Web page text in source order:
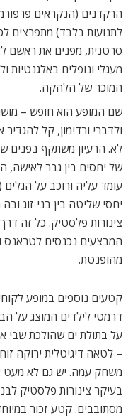
הרקדנים (הנקראים
לתנועות בלבד) מתפרצים
סרטנית, מפנים את ראשם
מעגלי ונופלים באלגנטיות
המוכר של הלהקה.
שם המופע הוא חופש –
ולדברי ורדימון, קל
לא. הרעיון משתקף בפנים
של יחסים בין גבר לאישה,
עומד עליה ורוכב על
יחסי שליטה בין בני זוג
צינורות פלסטיק. כל זה
המבצעים נכנסים לטראנס
מהופנטת.
קטעים נוספים במופע
דרמטי לילדים המוצג על
על בתולת ים שהולכת שבי
– לטאה דיגיטלית ירוקה
משחק עמה. יש גם לא מעט
בעיקר צינורות פלסטיק
מסתובבים. קטע זכור